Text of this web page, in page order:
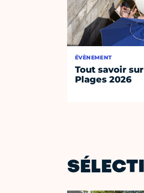
ÉVÈNEMENT
Tout savoir
Plages 2026